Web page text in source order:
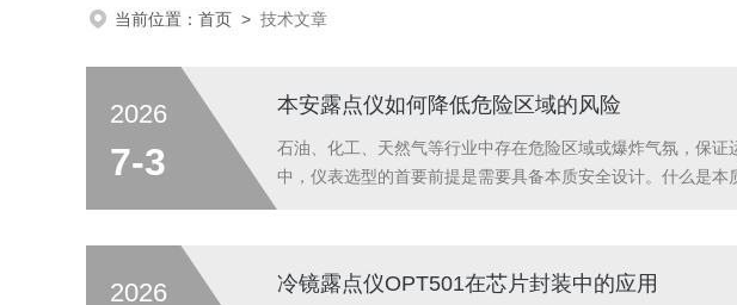
当前位置： 首页 > 技术文章
2026
7-3
本安露点仪如何降低危险区域的风险
石油、化工、天然气等行业中存在危险区域或爆炸气氛，保
中，仪表选型的首要前提是需要具备本质安全设计。什么是
2026 冷镜露点仪OPT501在芯片封装中的应用